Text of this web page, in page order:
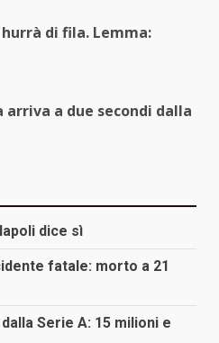
di fila. Lemma:
a due secondi dalla
dice sì
fatale: morto a 21
Serie A: 15 milioni e